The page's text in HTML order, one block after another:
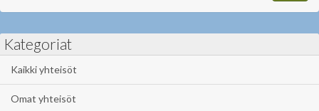
Kategoriat
Kaikki yhteisöt
Omat yhteisöt